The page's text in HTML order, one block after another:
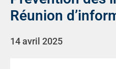
Réunion
14 avril 2025